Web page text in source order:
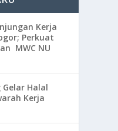
Kerja
Perkuat
MWC NU
Gelar Halal
Kerja